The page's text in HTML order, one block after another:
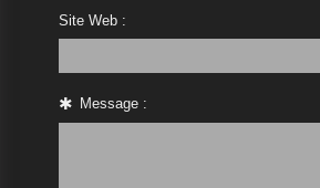
Site Web :
Message :